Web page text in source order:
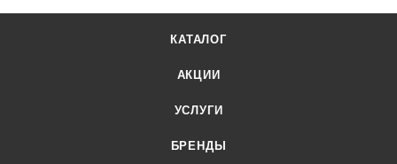
КАТАЛОГ
АКЦИИ
УСЛУГИ
БРЕНДЫ